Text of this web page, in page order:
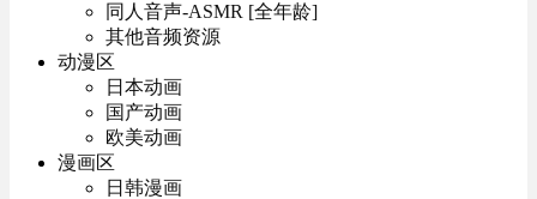
同人音声-ASMR [全年龄]
其他音频资源
动漫区
日本动画
国产动画
欧美动画
漫画区
日韩漫画